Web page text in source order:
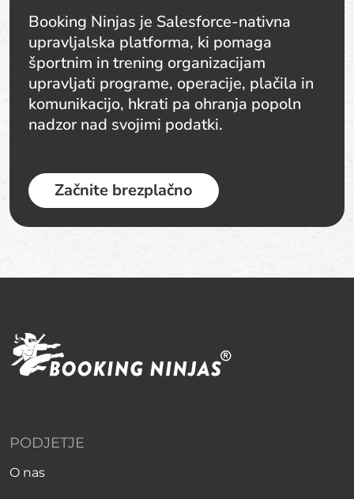
Booking Ninjas je Salesforce-nativna
upravljalska platforma, ki pomaga
športnim in trening organizacijam
upravljati programe, operacije, plačila in
komunikacijo, hkrati pa ohranja popoln
nadzor nad svojimi podatki.
Začnite brezplačno
PODJETJE
O nas